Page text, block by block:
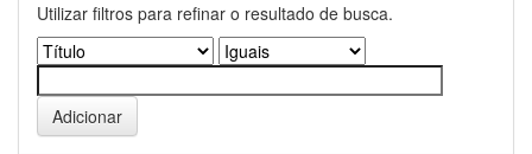
Utilizar filtros para refinar o resultado de busca.